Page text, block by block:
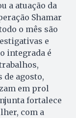
a atuação da
Shamar
o mês são
e
integrada é
de agosto,
em prol
fortalece
com a